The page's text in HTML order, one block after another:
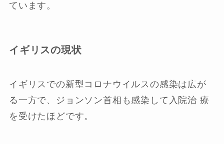
ています。
イギリスの現状
イギリスでの新型コロナウイルスの感染は広が
る一方で、ジョンソン首相も感染して入院治 療
を受けたほどです。